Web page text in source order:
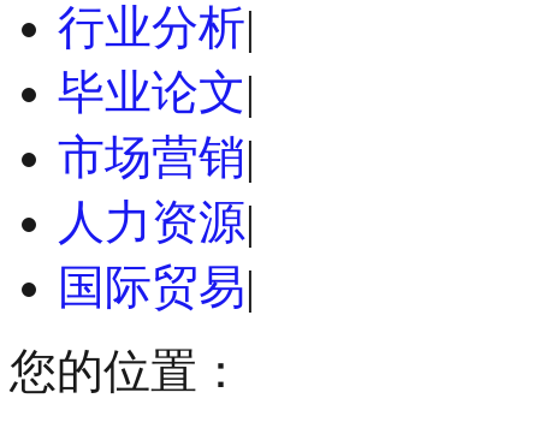
行业分析|
毕业论文|
市场营销|
人力资源|
国际贸易|
您的位置：